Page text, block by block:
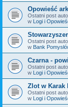
Opowieść
Ostatni post
w Logi i
Ostatni post
w Bank
Czarna -
Ostatni post
w Logi i
Zlot w Karak
Ostatni post
w Logi i